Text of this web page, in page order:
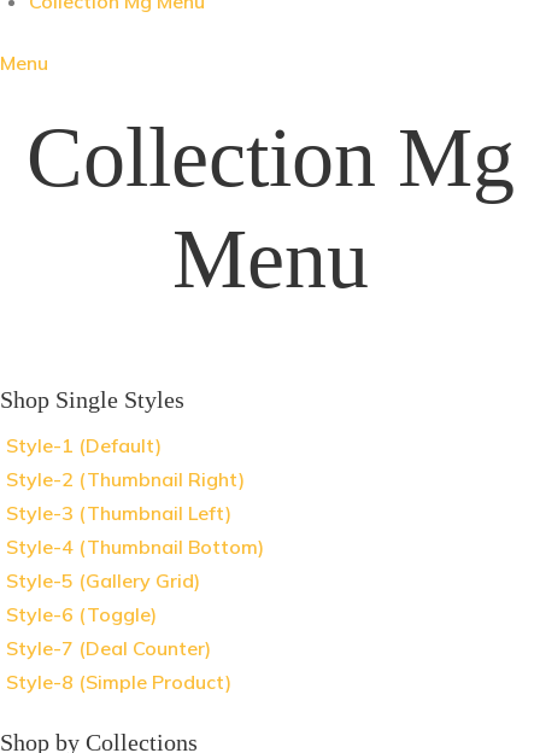
Menu
Collection Mg
Menu
Shop Single Styles
Style-1 (Default)
Style-2 (Thumbnail Right)
Style-3 (Thumbnail Left)
Style-4 (Thumbnail Bottom)
Style-5 (Gallery Grid)
Style-6 (Toggle)
Style-7 (Deal Counter)
Style-8 (Simple Product)
Shop by Collections